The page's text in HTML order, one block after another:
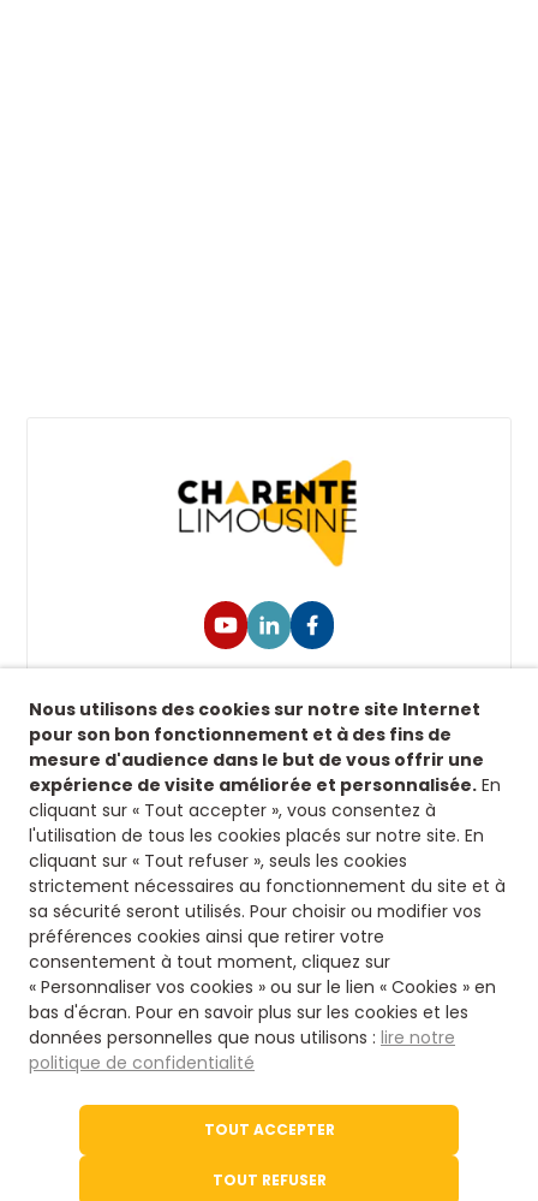
Retrouvez-nous sur nos réseaux sociaux afin de
suivre toutes nos actualités.
Siège
8 rue fontaines des jardins
16500 Confolens
Nous contacter
05 45 84 14 08
Via notre formulaire
Le site de l'office du Tourisme
Nous utilisons des cookies sur notre site Internet
pour son bon fonctionnement et à des fins de
mesure d'audience dans le but de vous offrir une
expérience de visite améliorée et personnalisée. En
cliquant sur « Tout accepter », vous consentez à
l'utilisation de tous les cookies placés sur notre site. En
cliquant sur « Tout refuser », seuls les cookies
strictement nécessaires au fonctionnement du site et à
sa sécurité seront utilisés. Pour choisir ou modifier vos
préférences cookies ainsi que retirer votre
consentement à tout moment, cliquez sur
« Personnaliser vos cookies » ou sur le lien « Cookies » en
bas d'écran. Pour en savoir plus sur les cookies et les
données personnelles que nous utilisons : lire notre
politique de confidentialité
TOUT ACCEPTER
TOUT REFUSER